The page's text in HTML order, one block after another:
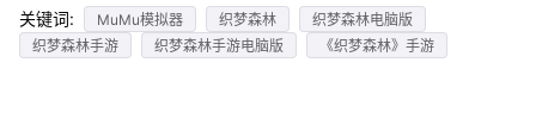
关键词: MuMu模拟器 织梦森林
织梦森林电脑版
织梦森林手游
织梦森林手游电脑版 《织梦森林》手游